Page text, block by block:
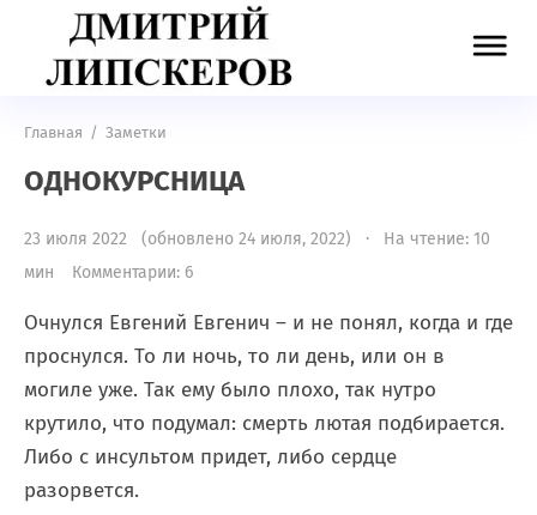
Главная / Заметки
ОДНОКУРСНИЦА
23 июля 2022 (обновлено 24 июля, 2022) · На чтение: 10
мин
Комментарии: 6
Очнулся Евгений Евгенич – и не понял, когда и где
проснулся. То ли ночь, то ли день, или он в
могиле уже. Так ему было плохо, так нутро
крутило, что подумал: смерть лютая подбирается.
Либо с инсультом придет, либо сердце
разорвется.